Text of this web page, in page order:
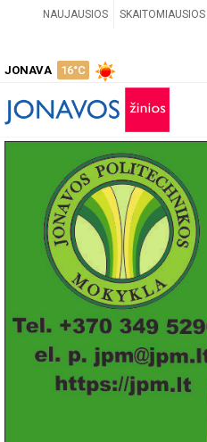
NAUJAUSIOS SKAITOMIAUSIOS
JONAVA 16°C